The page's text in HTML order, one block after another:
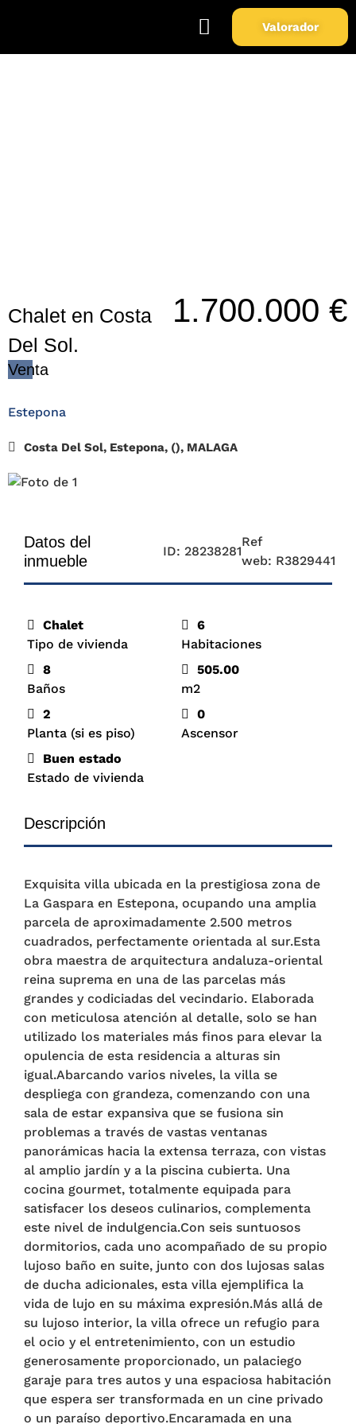
Valorador
Chalet en Costa
Del Sol.
1.700.000 €
Venta
Estepona
Costa Del Sol, Estepona, (), MALAGA
Datos del
inmueble
ID: 28238281
Ref
web: R3829441
Chalet
Tipo de vivienda
6
Habitaciones
8
Baños
505.00
m2
2
Planta (si es piso)
0
Ascensor
Buen estado
Estado de vivienda
Descripción
Exquisita villa ubicada en la prestigiosa zona de
La Gaspara en Estepona, ocupando una amplia
parcela de aproximadamente 2.500 metros
cuadrados, perfectamente orientada al sur.Esta
obra maestra de arquitectura andaluza-oriental
reina suprema en una de las parcelas más
grandes y codiciadas del vecindario. Elaborada
con meticulosa atención al detalle, solo se han
utilizado los materiales más finos para elevar la
opulencia de esta residencia a alturas sin
igual.Abarcando varios niveles, la villa se
despliega con grandeza, comenzando con una
sala de estar expansiva que se fusiona sin
problemas a través de vastas ventanas
panorámicas hacia la extensa terraza, con vistas
al amplio jardín y a la piscina cubierta. Una
cocina gourmet, totalmente equipada para
satisfacer los deseos culinarios, complementa
este nivel de indulgencia.Con seis suntuosos
dormitorios, cada uno acompañado de su propio
lujoso baño en suite, junto con dos lujosas salas
de ducha adicionales, esta villa ejemplifica la
vida de lujo en su máxima expresión.Más allá de
su lujoso interior, la villa ofrece un refugio para
el ocio y el entretenimiento, con un estudio
generosamente proporcionado, un palaciego
garaje para tres autos y una espaciosa habitación
que espera ser transformada en un cine privado
o un paraíso deportivo.Encaramada en una